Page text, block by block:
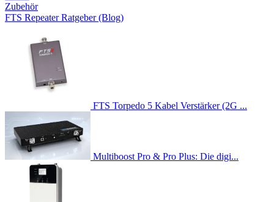
Zubehör
FTS Repeater Ratgeber (Blog)
FTS Torpedo 5 Kabel Verstärker (2G ...
Multiboost Pro & Pro Plus: Die digi...